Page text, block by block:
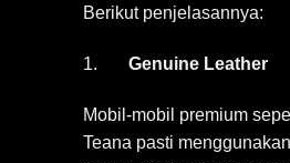
Berikut penjelasannya:
1. Genuine Leather
Mobil-mobil premium
Teana pasti